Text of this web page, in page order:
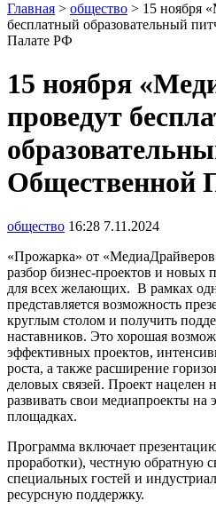
Главная > общество > 15 ноября
бесплатный образовательный
Палате РФ
15 ноября
проведут
Общественной
общество 16:28 7.11.2024
«Прожарка» от
разбор бизнес-проектов и новых
для всех желающих. В рамках
представляется возможность
круглым столом и получить
наставников. Это хорошая
эффективных проектов,
роста, а также расширение
деловых связей. Проект нацелен
развивать свои медиапроекты
площадках.
Программа включает
проработки), честную обратную
специальных гостей и
ресурсную поддержку.